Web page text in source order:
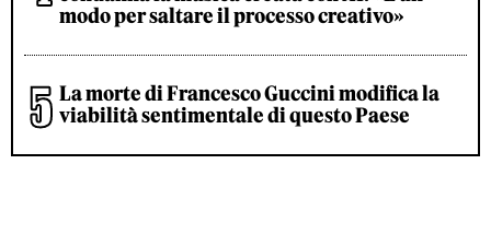
modo per saltare il processo creativo»
La morte di Francesco Guccini modifica la
viabilità sentimentale di questo Paese